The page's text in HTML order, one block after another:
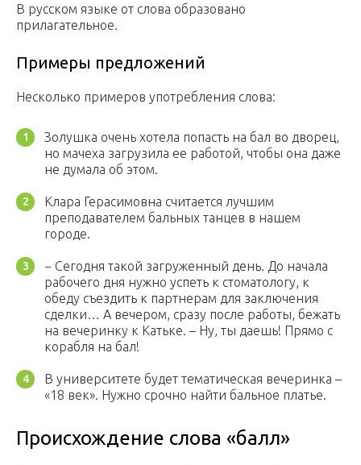
В русском языке от слова образовано
прилагательное.
Примеры предложений
Несколько примеров употребления слова:
Золушка очень хотела попасть на бал во дворец,
но мачеха загрузила ее работой, чтобы она даже
не думала об этом.
Клара Герасимовна считается лучшим
преподавателем бальных танцев в нашем
городе.
− Сегодня такой загруженный день. До начала
рабочего дня нужно успеть к стоматологу, к
обеду съездить к партнерам для заключения
сделки… А вечером, сразу после работы, бежать
на вечеринку к Катьке. – Ну, ты даешь! Прямо с
корабля на бал!
В университете будет тематическая вечеринка –
«18 век». Нужно срочно найти бальное платье.
Происхождение слова «балл»